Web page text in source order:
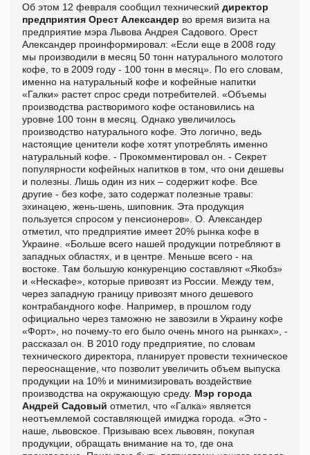
Об этом 12 февраля сообщил технический директор
предприятия Орест Александер во время визита на
предприятие мэра Львова Андрея Садового. Орест
Александер проинформировал: «Если еще в 2008 году
мы производили в месяц 50 тонн натурального молотого
кофе, то в 2009 году - 100 тонн в месяц». По его словам,
именно на натуральный кофе и кофейные напитки
«Галки» растет спрос среди потребителей. «Объемы
производства растворимого кофе остановились на
уровне 100 тонн в месяц. Однако увеличилось
производство натурального кофе. Это логично, ведь
настоящие ценители кофе хотят употреблять именно
натуральный кофе. - Прокомментировал он. - Секрет
популярности кофейных напитков в том, что они дешевы
и полезны. Лишь один из них – содержит кофе. Все
другие - без кофе, зато содержат полезные травы:
эхинацею, жень-шень, шиповник. Эта продукция
пользуется спросом у пенсионеров». О. Александер
отметил, что предприятие имеет 20% рынка кофе в
Украине. «Больше всего нашей продукции потребляют в
западных областях, и в центре. Меньше всего - на
востоке. Там большую конкуренцию составляют «Якобз»
и «Нескафе», которые привозят из России. Между тем,
через западную границу привозят много дешевого
контрабандного кофе. Например, в прошлом году
официально через таможню не завозили в Украину кофе
«Форт», но почему-то его было очень много на рынках», -
рассказал он. В 2010 году предприятие, по словам
технического директора, планирует провести техническое
переоснащение, что позволит увеличить объем выпуска
продукции на 10% и минимизировать воздействие
производства на окружающую среду. Мэр города
Андрей Садовый отметил, что «Галка» является
неотъемлемой составляющей имиджа города. «Это -
наше, львовское. Призываю всех львовян, покупая
продукции, обращать внимание на то, где она